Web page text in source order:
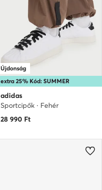
extra 25% Kód: SUMMER
Újdonság
adidas
Sportcipők · Fehér
28 990 Ft